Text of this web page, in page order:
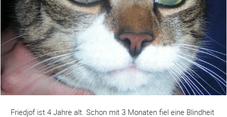
Friedjof ist 4 Jahre alt. Schon mit 3 Monaten fiel eine Blindheit